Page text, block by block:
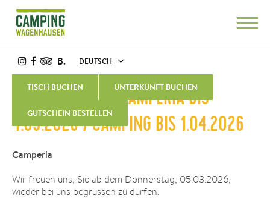
B. DEUTSCH
TISCH BUCHEN UNTERKUNFT BUCHEN
GUTSCHEIN BESTELLEN
BETRIEBSFERIEN CAMPERIA BIS
4.03.2026 / CAMPING BIS 1.04.2026
Camperia
Wir freuen uns, Sie ab dem Donnerstag, 05.03.2026,
wieder bei uns begrüssen zu dürfen.